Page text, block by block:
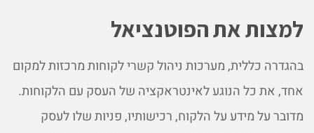
למצות את הפוטנציאל
בהגדרה כללית, מערכות ניהול קשרי לקוחות מרכזות למקום
אחד, את כל הנוגע לאינטראקציה של העסק עם הלקוחות.
מדובר על מידע על הלקוח, רכישותיו, פניות שלו לעסק